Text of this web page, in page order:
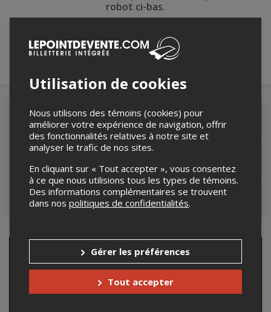
robot ci-bas.
Détails de l'événement
Contacter l'organisateur
Utilisation de cookies
Nous utilisons des témoins (cookies) pour
améliorer votre expérience de navigation, offrir
des fonctionnalités relatives à notre site et
analyser le trafic de nos sites.
En cliquant sur « Tout accepter », vous consentez
à ce que nous utilisions tous les types de témoins.
Des informations complémentaires se trouvent
dans nos politiques de confidentialités.
Gérer les préférences
Tout accepter